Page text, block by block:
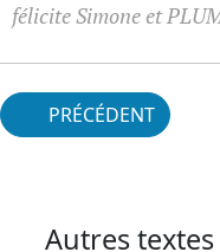
félicite Simone et
PRÉCÉDENT
Autres